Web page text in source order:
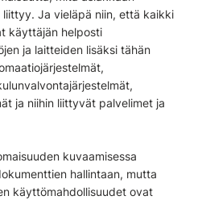
Ja vieläpä niin, että kaikki
käyttäjän helposti
ja laitteiden lisäksi tähän
ja niihin liittyvät palvelimet ja
kuvaamisessa
hallintaan, mutta
käyttömahdollisuudet ovat